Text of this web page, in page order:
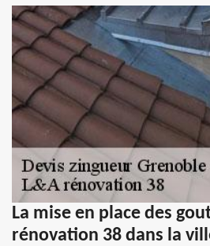
La mise en place des
rénovation 38 dans la